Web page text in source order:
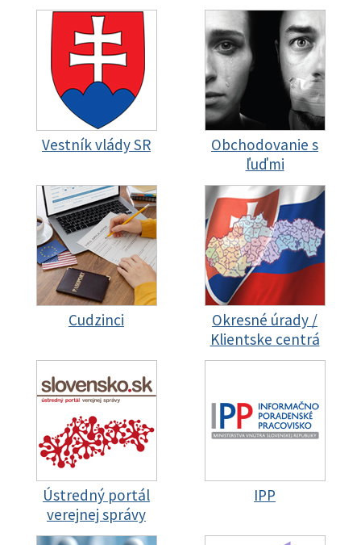
Vestník vlády SR
Obchodovanie s
ľuďmi
Cudzinci
Okresné úrady /
Klientske centrá
Ústredný portál
verejnej správy
IPP